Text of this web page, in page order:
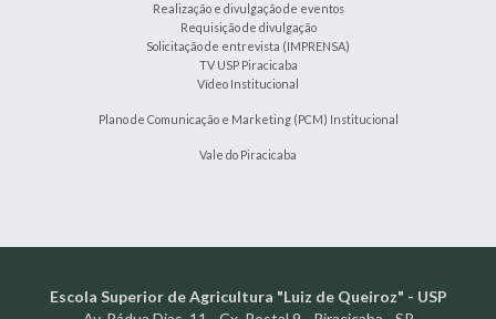
Realização e divulgação de eventos
Requisição de divulgação
Solicitação de entrevista (IMPRENSA)
TV USP Piracicaba
Vídeo Institucional
Plano de Comunicação e Marketing (PCM) Institucional
Vale do Piracicaba
Escola Superior de Agricultura "Luiz de Queiroz" - USP